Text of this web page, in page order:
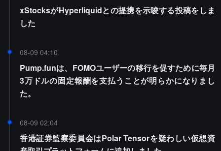
xStocksがHyperliquidとの提携を示唆する投稿をしま
した
08-09 04:10
Pump.funは、FOMOユーザーの移行を促すために毎月
3万ドルの固定報酬を支払うことが明らかになりまし
た。
08-09 02:04
香港証券監察委員会はPolar Tensorを疑わしい仮想資